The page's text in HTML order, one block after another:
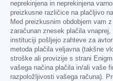
neprekinjena in neprekinjena
preizkusne različice na plačljivo
Med preizkusnim obdobjem vam
zaračunan znesek plačila
instituciji pošljejo zahteve za
metoda plačila veljavna (takšne
stroške ali provizije s strani
vašega načina plačila in/ali vaše
razpoložljivosti vašega računa).